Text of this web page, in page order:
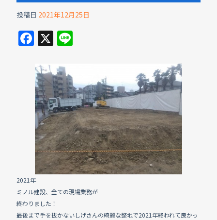
投稿日 2021年12月25日
F
a
c
e
b
o
o
k
X Li
2021年
ミノル建設、全ての現場業務が
終わりました！
最後まで手を抜かないしげさんの綺麗な整地で2021年終われて良かっ